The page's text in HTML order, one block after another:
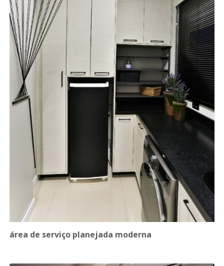
área de serviço planejada moderna